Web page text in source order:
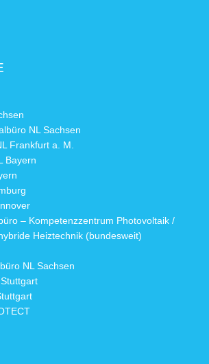
NL Sachsen
Frankfurt a. M.
Bayern
– Kompetenzzentrum Photovoltaik /
Heiztechnik (bundesweit)
NL Sachsen